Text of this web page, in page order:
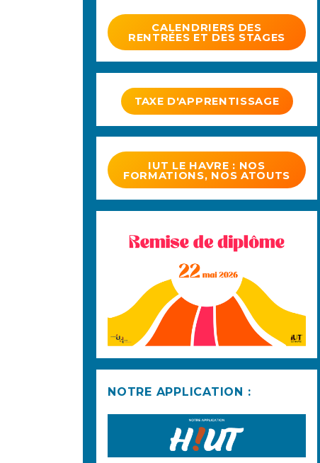
CALENDRIERS DES
RENTRÉES ET DES STAGES
TAXE D'APPRENTISSAGE
IUT LE HAVRE : NOS
FORMATIONS, NOS ATOUTS
NOTRE APPLICATION :